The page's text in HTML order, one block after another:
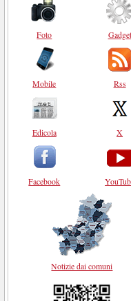
Foto
Mobile
Edicola
Facebook
Gadget
Rss
X
Notizie dai comuni